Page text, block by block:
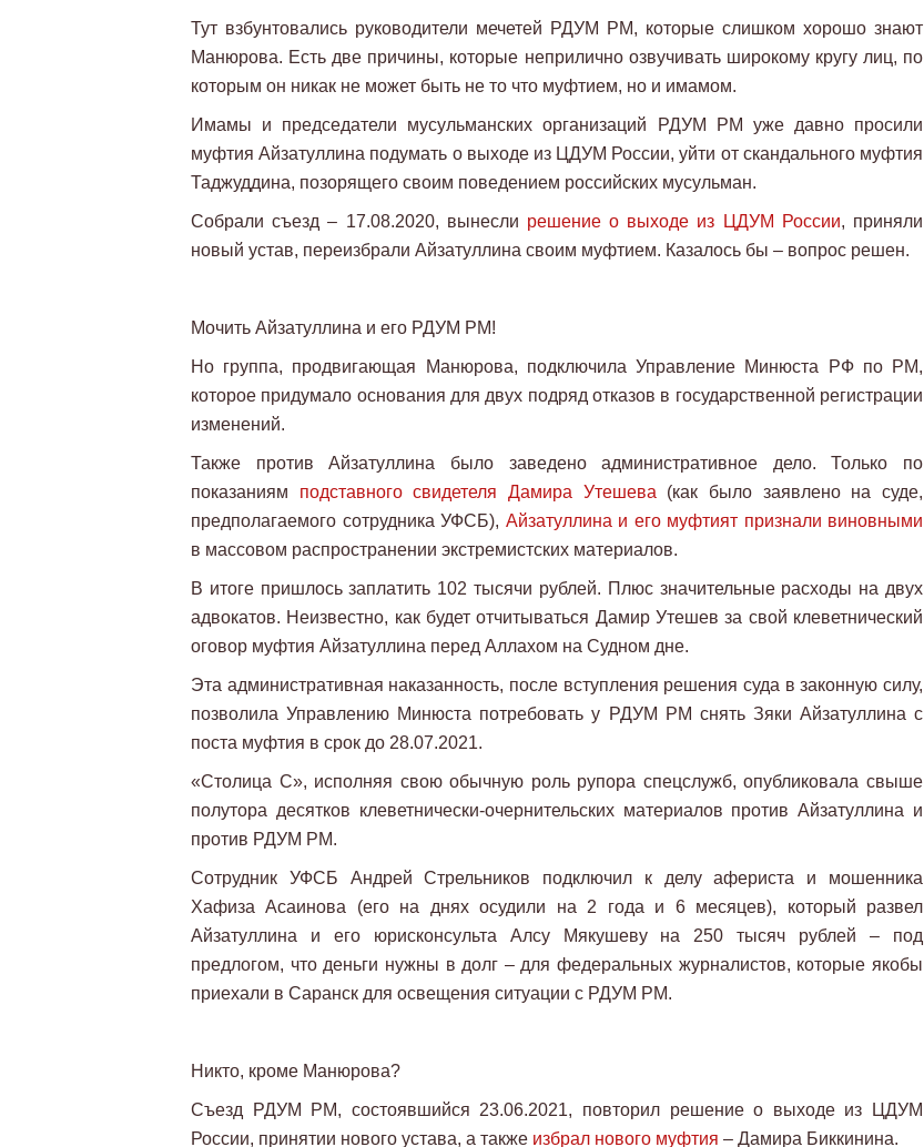
Тут взбунтовались руководители мечетей РДУМ РМ, которые слишком хорошо знают
Манюрова. Есть две причины, которые неприлично озвучивать широкому кругу лиц, по
которым он никак не может быть не то что муфтием, но и имамом.
Имамы и председатели мусульманских организаций РДУМ РМ уже давно просили
муфтия Айзатуллина подумать о выходе из ЦДУМ России, уйти от скандального муфтия
Таджуддина, позорящего своим поведением российских мусульман.
Собрали съезд – 17.08.2020, вынесли решение о выходе из ЦДУМ России, приняли
новый устав, переизбрали Айзатуллина своим муфтием. Казалось бы – вопрос решен.
Мочить Айзатуллина и его РДУМ РМ!
Но группа, продвигающая Манюрова, подключила Управление Минюста РФ по РМ,
которое придумало основания для двух подряд отказов в государственной регистрации
изменений.
Также против Айзатуллина было заведено административное дело. Только по
показаниям подставного свидетеля Дамира Утешева (как было заявлено на суде,
предполагаемого сотрудника УФСБ), Айзатуллина и его муфтият признали виновными
в массовом распространении экстремистских материалов.
В итоге пришлось заплатить 102 тысячи рублей. Плюс значительные расходы на двух
адвокатов. Неизвестно, как будет отчитываться Дамир Утешев за свой клеветнический
оговор муфтия Айзатуллина перед Аллахом на Судном дне.
Эта административная наказанность, после вступления решения суда в законную силу,
позволила Управлению Минюста потребовать у РДУМ РМ снять Зяки Айзатуллина с
поста муфтия в срок до 28.07.2021.
«Столица С», исполняя свою обычную роль рупора спецслужб, опубликовала свыше
полутора десятков клеветнически-очернительских материалов против Айзатуллина и
против РДУМ РМ.
Сотрудник УФСБ Андрей Стрельников подключил к делу афериста и мошенника
Хафиза Асаинова (его на днях осудили на 2 года и 6 месяцев), который развел
Айзатуллина и его юрисконсульта Алсу Мякушеву на 250 тысяч рублей – под
предлогом, что деньги нужны в долг – для федеральных журналистов, которые якобы
приехали в Саранск для освещения ситуации с РДУМ РМ.
Никто, кроме Манюрова?
Съезд РДУМ РМ, состоявшийся 23.06.2021, повторил решение о выходе из ЦДУМ
России, принятии нового устава, а также избрал нового муфтия – Дамира Биккинина.